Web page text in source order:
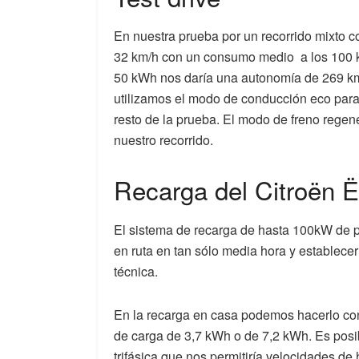
En nuestra prueba por un recorrido mixto
32 km/h con un consumo medio a los 100
50 kWh nos daría una autonomía de 269
utilizamos el modo de conducción eco
resto de la prueba. El modo de freno
nuestro recorrido.
Recarga del Citroën
El sistema de recarga de hasta 100kW
en ruta en tan sólo media hora y
técnica.
En la recarga en casa podemos hacerlo
de carga de 3,7 kWh o de 7,2 kWh. Es